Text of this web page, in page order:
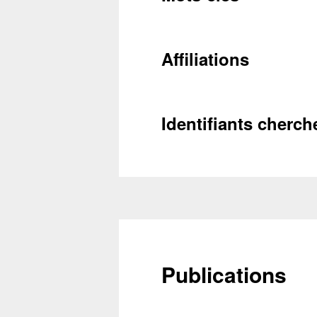
Affiliations
Identifiants
Publications